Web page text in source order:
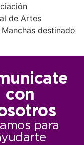
de Artes
destinado
con
para